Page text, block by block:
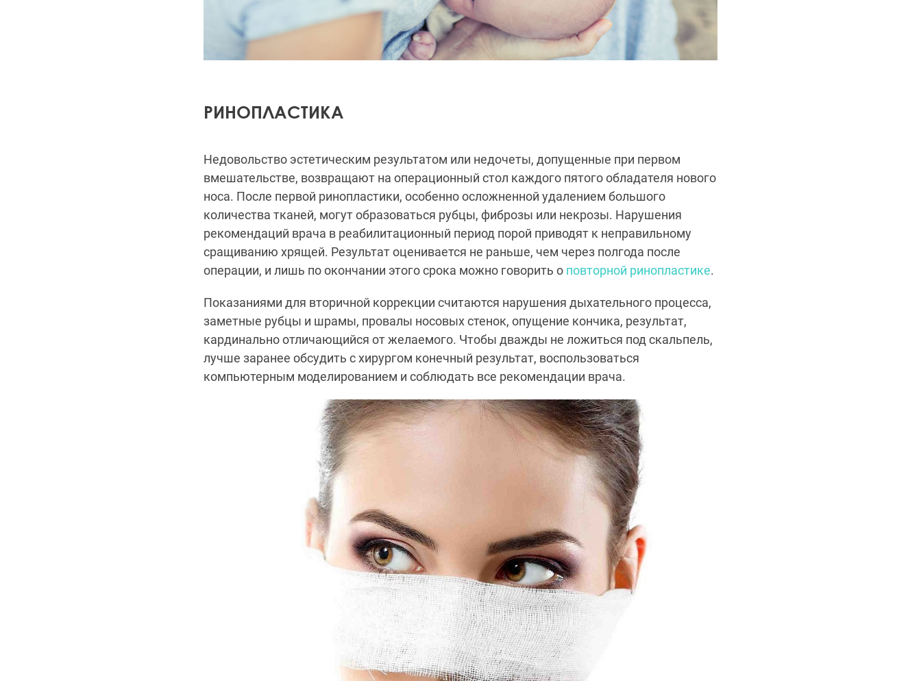
РИНОПЛАСТИКА
Недовольство эстетическим результатом или недочеты, допущенные при первом
вмешательстве, возвращают на операционный стол каждого пятого обладателя нового
носа. После первой ринопластики, особенно осложненной удалением большого
количества тканей, могут образоваться рубцы, фиброзы или некрозы. Нарушения
рекомендаций врача в реабилитационный период порой приводят к неправильному
сращиванию хрящей. Результат оценивается не раньше, чем через полгода после
операции, и лишь по окончании этого срока можно говорить о повторной ринопластике.
Показаниями для вторичной коррекции считаются нарушения дыхательного процесса,
заметные рубцы и шрамы, провалы носовых стенок, опущение кончика, результат,
кардинально отличающийся от желаемого. Чтобы дважды не ложиться под скальпель,
лучше заранее обсудить с хирургом конечный результат, воспользоваться
компьютерным моделированием и соблюдать все рекомендации врача.